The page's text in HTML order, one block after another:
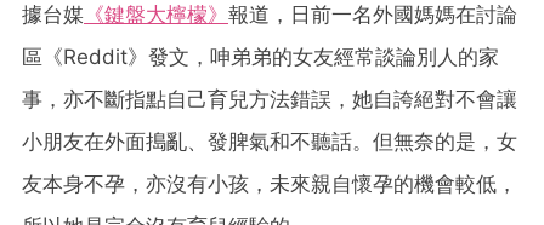
據台媒 《鍵盤大檸檬》 報道，日前一名外國媽媽在討論
區《Reddit》發文，呻弟弟的女友經常談論別人的家
事，亦不斷指點自己育兒方法錯誤，她自誇絕對不會讓
小朋友在外面搗亂、發脾氣和不聽話。但無奈的是，女
友本身不孕，亦沒有小孩，未來親自懷孕的機會較低，